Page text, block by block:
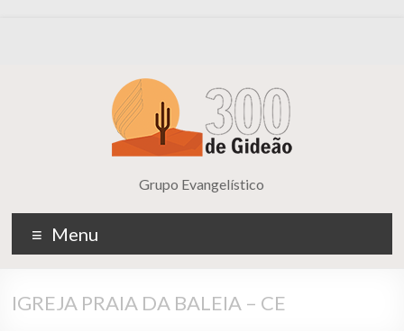
Grupo Evangelístico
Menu
IGREJA PRAIA DA BALEIA – CE